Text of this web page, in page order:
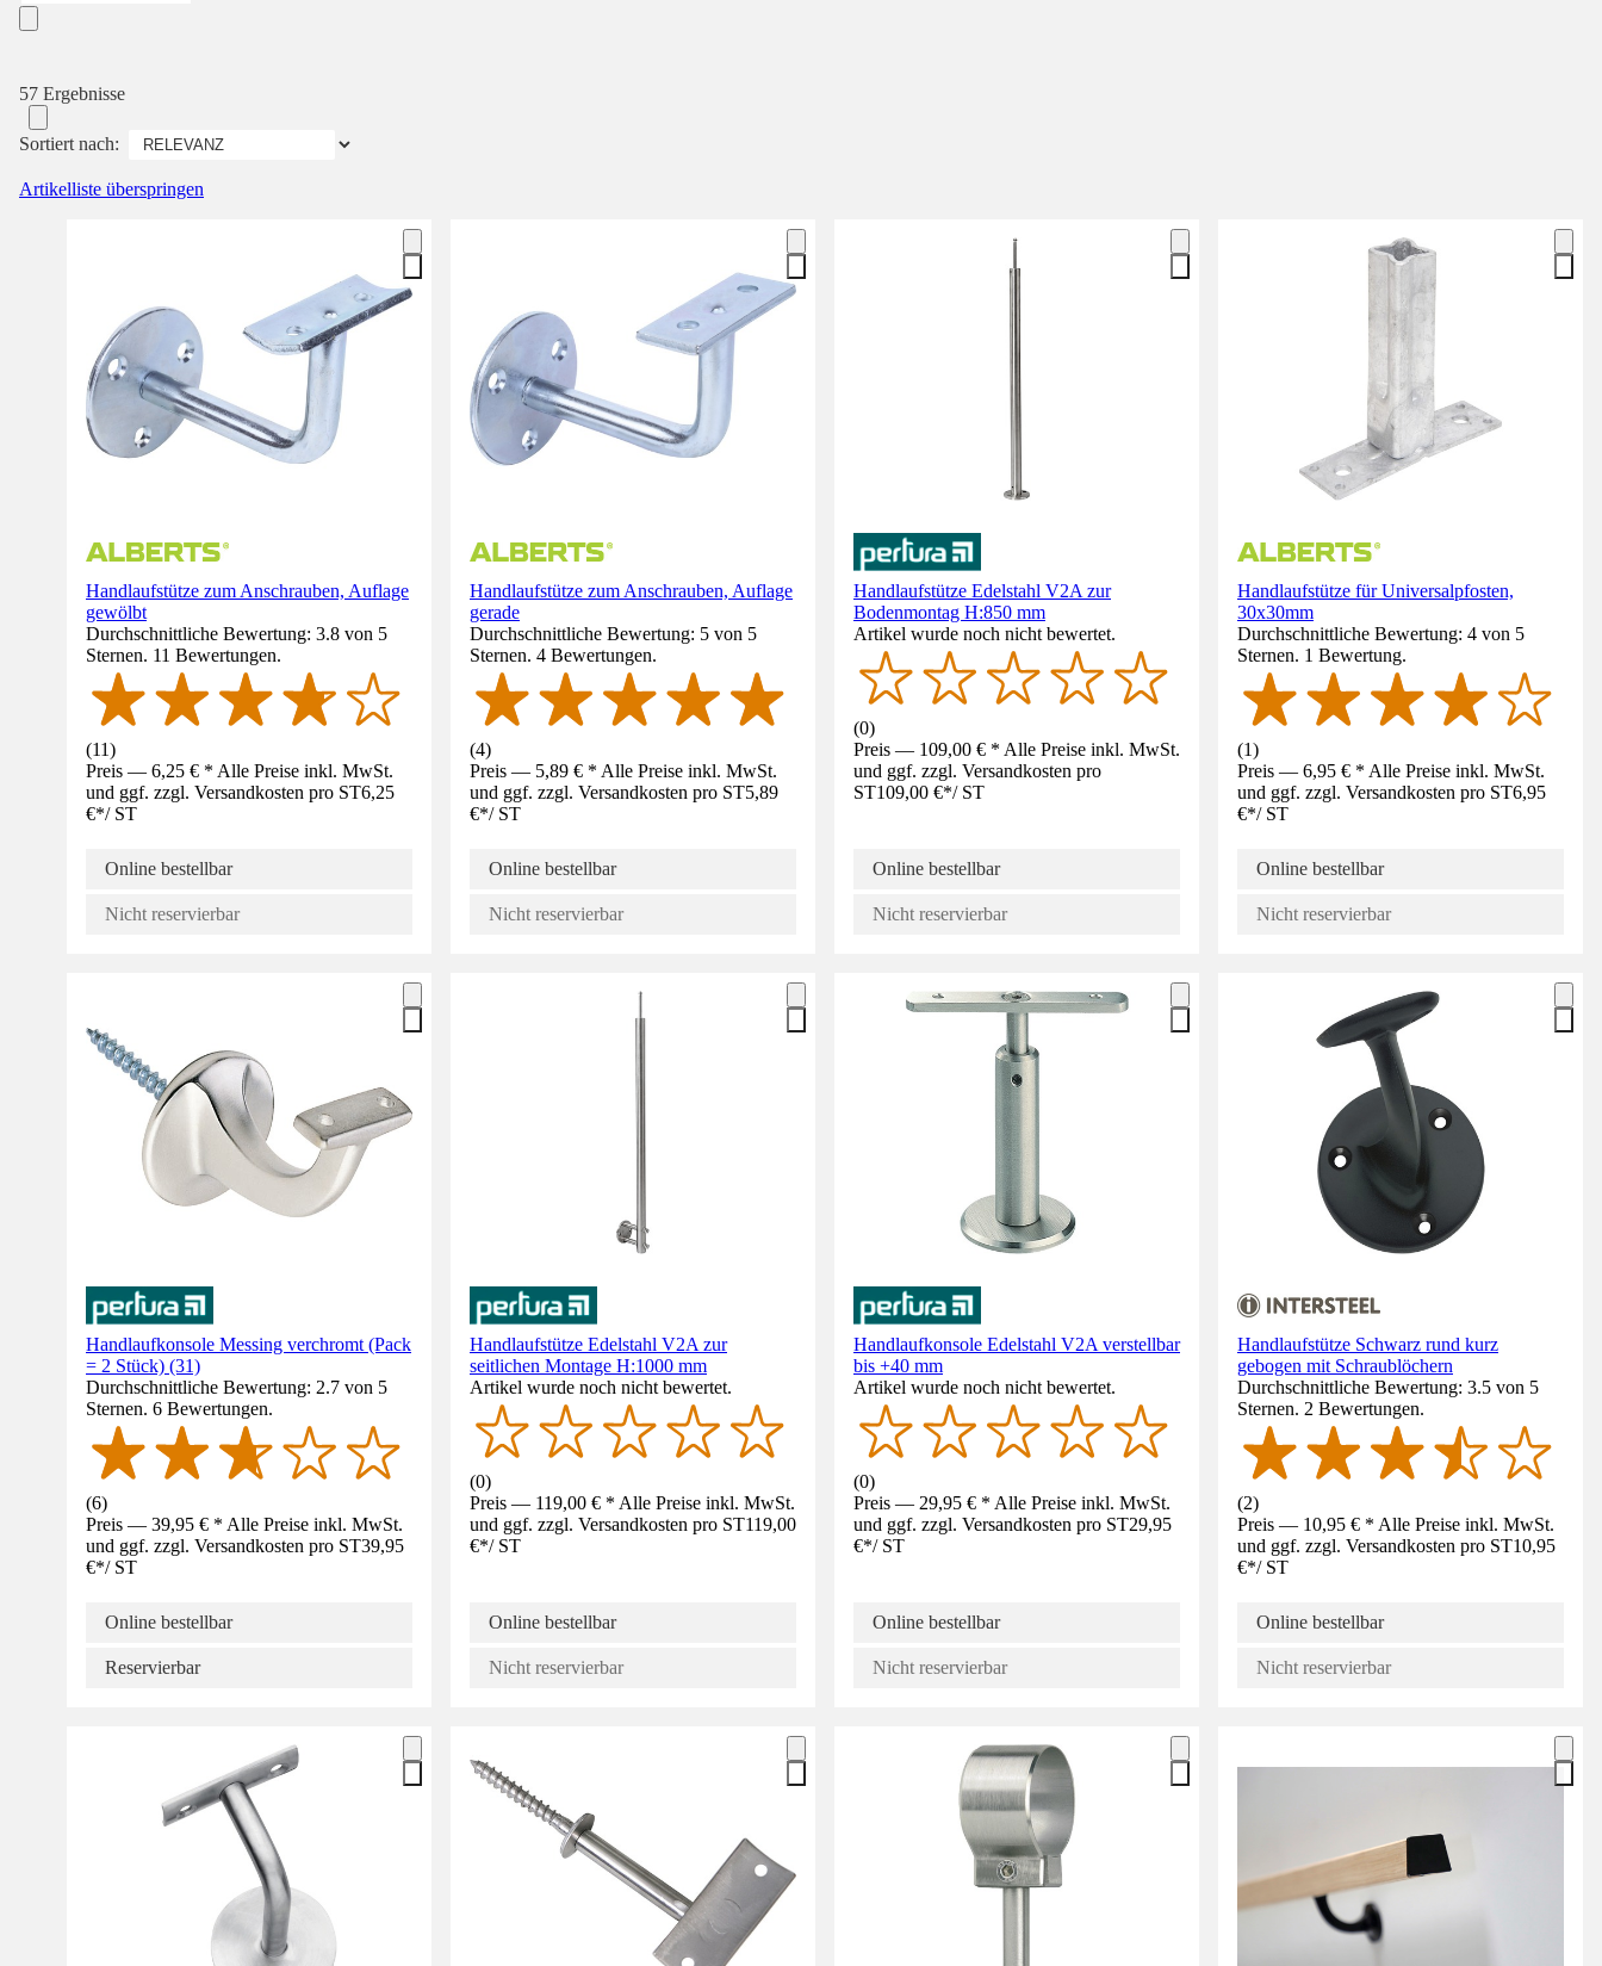
57 Ergebnisse
Sortiert nach:
Artikelliste überspringen
Handlaufstütze zum Anschrauben, Auflage
gewölbt
Durchschnittliche Bewertung: 3.8 von 5
Sternen. 11 Bewertungen.
(11)
Preis — 6,25 € * Alle Preise inkl. MwSt.
und ggf. zzgl. Versandkosten pro ST6,25
€*/ ST
Online bestellbar
Nicht reservierbar
Handlaufstütze zum Anschrauben, Auflage
gerade
Durchschnittliche Bewertung: 5 von 5
Sternen. 4 Bewertungen.
(4)
Preis — 5,89 € * Alle Preise inkl. MwSt.
und ggf. zzgl. Versandkosten pro ST5,89
€*/ ST
Online bestellbar
Nicht reservierbar
Handlaufstütze Edelstahl V2A zur
Bodenmontag H:850 mm
Artikel wurde noch nicht bewertet.
(0)
Preis — 109,00 € * Alle Preise inkl. MwSt.
und ggf. zzgl. Versandkosten pro
ST109,00 €*/ ST
Online bestellbar
Nicht reservierbar
Handlaufstütze für Universalpfosten,
30x30mm
Durchschnittliche Bewertung: 4 von 5
Sternen. 1 Bewertung.
(1)
Preis — 6,95 € * Alle Preise inkl. MwSt.
und ggf. zzgl. Versandkosten pro ST6,95
€*/ ST
Online bestellbar
Nicht reservierbar
Handlaufkonsole Messing verchromt (Pack
= 2 Stück) (31)
Durchschnittliche Bewertung: 2.7 von 5
Sternen. 6 Bewertungen.
(6)
Preis — 39,95 € * Alle Preise inkl. MwSt.
und ggf. zzgl. Versandkosten pro ST39,95
€*/ ST
Online bestellbar
Reservierbar
Handlaufstütze Edelstahl V2A zur
seitlichen Montage H:1000 mm
Artikel wurde noch nicht bewertet.
(0)
Preis — 119,00 € * Alle Preise inkl. MwSt.
und ggf. zzgl. Versandkosten pro ST119,00
€*/ ST
Online bestellbar
Nicht reservierbar
Handlaufkonsole Edelstahl V2A verstellbar
bis +40 mm
Artikel wurde noch nicht bewertet.
(0)
Preis — 29,95 € * Alle Preise inkl. MwSt.
und ggf. zzgl. Versandkosten pro ST29,95
€*/ ST
Online bestellbar
Nicht reservierbar
Handlaufstütze Schwarz rund kurz
gebogen mit Schraublöchern
Durchschnittliche Bewertung: 3.5 von 5
Sternen. 2 Bewertungen.
(2)
Preis — 10,95 € * Alle Preise inkl. MwSt.
und ggf. zzgl. Versandkosten pro ST10,95
€*/ ST
Online bestellbar
Nicht reservierbar